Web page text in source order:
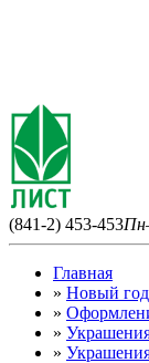
(841-2) 453-453
Главная
» Новый год
»
»
»